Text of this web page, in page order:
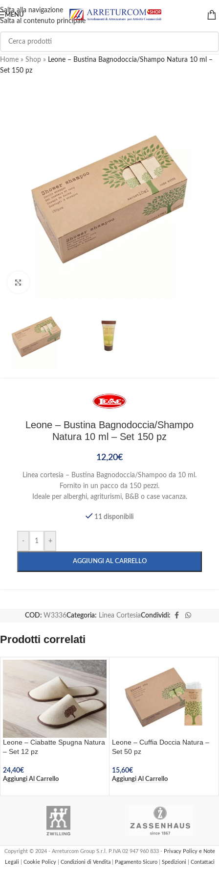
Salta alla navigazione
Salta al contenuto principale
MENU
Home » Shop » Leone – Bustina Bagnodoccia/Shampo Natura 10 ml –
Set 150 pz
Leone – Bustina Bagnodoccia/Shampo
Natura 10 ml – Set 150 pz
12,20€
Linea cortesia – Bustina Bagnodoccia/Shampoo da 10 ml.
Fornito in un pacco da 150 pezzi.
Ideale per alberghi, agriturismi, B&B o case vacanza.
11 disponibili
- +
AGGIUNGI AL CARRELLO
COD: W3336Categoria: Linea CortesiaCondividi:
Prodotti correlati
Leone – Ciabatte Spugna Natura
– Set 12 pz
24,40€
Aggiungi Al Carrello
Leone – Cuffia Doccia Natura –
Set 50 pz
15,60€
Aggiungi Al Carrello
Copyright © 2024 - Arreturcom Group S.r.l. P.IVA 02 947 960 833 - Privacy Policy e Note
Legali
Cookie Policy Condizioni di Vendita Pagamento Sicuro Spedizioni Contattaci